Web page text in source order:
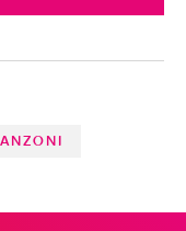
hanno trionfato
Rock. Tra i